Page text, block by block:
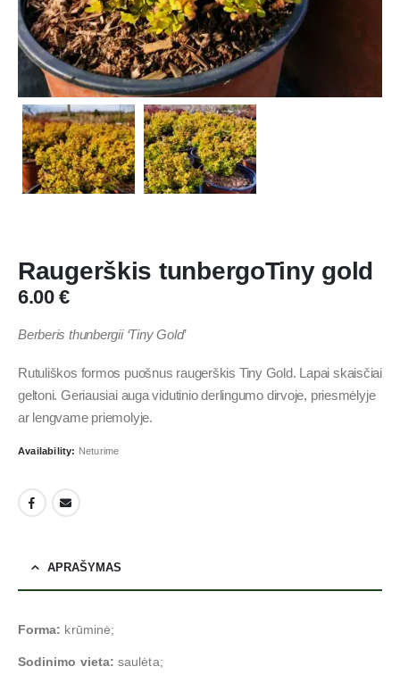
Raugerškis tunbergoTiny gold
6.00 €
Berberis thunbergii ‘Tiny Gold’
Rutuliškos formos puošnus raugerškis Tiny Gold. Lapai skaisčiai
geltoni. Geriausiai auga vidutinio derlingumo dirvoje, priesmėlyje
ar lengvame priemolyje.
Availability: Neturime
APRAŠYMAS
Forma: krūminė;
Sodinimo vieta: saulėta;